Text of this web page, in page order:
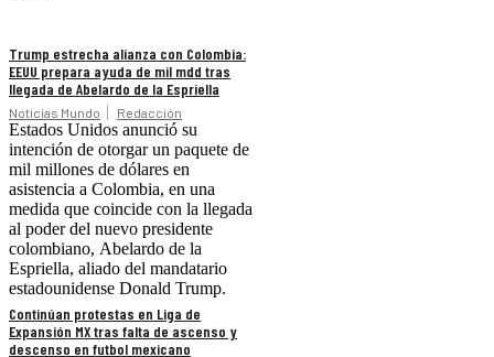
Trump estrecha alianza con Colombia:
EEUU prepara ayuda de mil mdd tras
llegada de Abelardo de la Espriella
Noticias Mundo Redacción
Estados Unidos anunció su
intención de otorgar un paquete de
mil millones de dólares en
asistencia a Colombia, en una
medida que coincide con la llegada
al poder del nuevo presidente
colombiano, Abelardo de la
Espriella, aliado del mandatario
estadounidense Donald Trump.
Continúan protestas en Liga de
Expansión MX tras falta de ascenso y
descenso en futbol mexicano